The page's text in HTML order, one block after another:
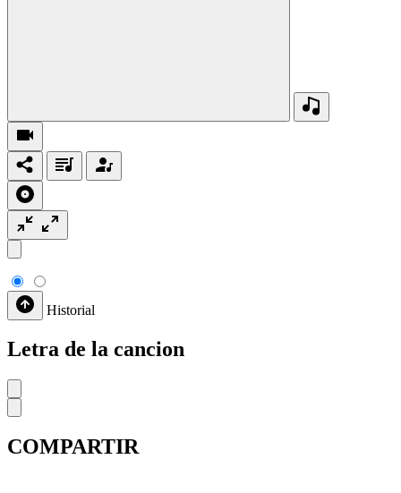
Historial
Letra de la cancion
COMPARTIR